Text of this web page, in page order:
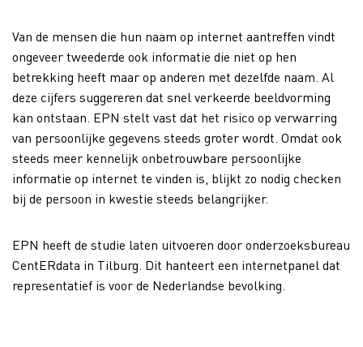
Van de mensen die hun naam op internet aantreffen vindt
ongeveer tweederde ook informatie die niet op hen
betrekking heeft maar op anderen met dezelfde naam. Al
deze cijfers suggereren dat snel verkeerde beeldvorming
kan ontstaan. EPN stelt vast dat het risico op verwarring
van persoonlijke gegevens steeds groter wordt. Omdat ook
steeds meer kennelijk onbetrouwbare persoonlijke
informatie op internet te vinden is, blijkt zo nodig checken
bij de persoon in kwestie steeds belangrijker.
EPN heeft de studie laten uitvoeren door onderzoeksbureau
CentERdata in Tilburg. Dit hanteert een internetpanel dat
representatief is voor de Nederlandse bevolking.